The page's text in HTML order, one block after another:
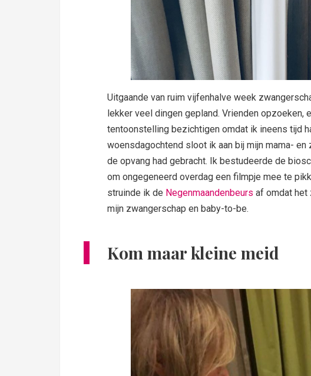
Uitgaande van ruim vijfenhalve week
lekker veel dingen gepland. Vrienden opzoeken,
tentoonstelling bezichtigen omdat ik ineens tijd
woensdagochtend sloot ik aan bij mijn mama-
de opvang had gebracht. Ik bestudeerde de
om ongegeneerd overdag een filmpje mee te
struinde ik de Negenmaandenbeurs af omdat het
mijn zwangerschap en baby-to-be.
Kom maar kleine meid